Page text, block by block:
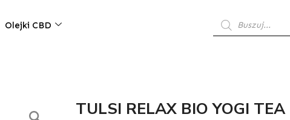
Olejki CBD
Wyszukiwarka
produktów
TULSI RELAX BIO YOGI TEA